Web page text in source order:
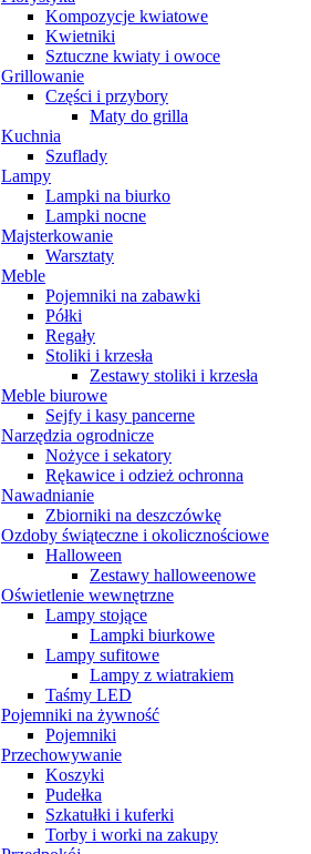
Kompozycje kwiatowe
Kwietniki
Sztuczne kwiaty i owoce
Grillowanie
Części i przybory
Maty do grilla
Kuchnia
Szuflady
Lampy
Lampki na biurko
Lampki nocne
Majsterkowanie
Warsztaty
Meble
Pojemniki na zabawki
Półki
Regały
Stoliki i krzesła
Zestawy stoliki i krzesła
Meble biurowe
Sejfy i kasy pancerne
Narzędzia ogrodnicze
Nożyce i sekatory
Rękawice i odzież ochronna
Nawadnianie
Zbiorniki na deszczówkę
Ozdoby świąteczne i okolicznościowe
Halloween
Zestawy halloweenowe
Oświetlenie wewnętrzne
Lampy stojące
Lampki biurkowe
Lampy sufitowe
Lampy z wiatrakiem
Taśmy LED
Pojemniki na żywność
Pojemniki
Przechowywanie
Koszyki
Pudełka
Szkatułki i kuferki
Torby i worki na zakupy